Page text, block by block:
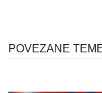
POVEZANE